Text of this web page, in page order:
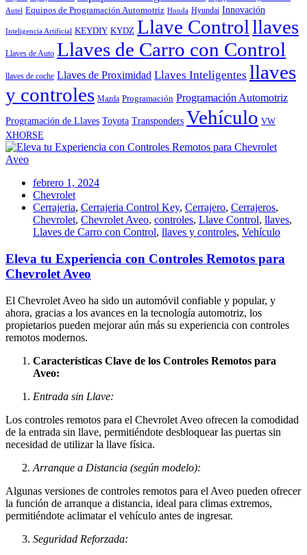
Autel Equipos de Programación Automotriz Honda Hyundai Innovación
Inteligencia Artificial KEYDIY KYDZ Llave Controlllaves
Llaves de Auto Llaves de Carro con Control
llaves de coche Llaves de Proximidad Llaves Inteligentes llaves
y controles Mazda Programación Programación Automotriz
Programación de Llaves Toyota Transponders Vehículo VW
XHORSE
febrero 1, 2024
Chevrolet
Cerrajeria, Cerrajeria Control Key, Cerrajero, Cerrajeros,
Chevrolet, Chevrolet Aveo, controles, Llave Control, llaves,
Llaves de Carro con Control, llaves y controles, Vehículo
Eleva tu Experiencia con Controles Remotos para
Chevrolet Aveo
El Chevrolet Aveo ha sido un automóvil confiable y popular, y
ahora, gracias a los avances en la tecnología automotriz, los
propietarios pueden mejorar aún más su experiencia con controles
remotos modernos.
Características Clave de los Controles Remotos para
Aveo:
Entrada sin Llave:
Los controles remotos para el Chevrolet Aveo ofrecen la comodidad
de la entrada sin llave, permitiéndote desbloquear las puertas sin
necesidad de utilizar la llave física.
Arranque a Distancia (según modelo):
Algunas versiones de controles remotos para el Aveo pueden ofrecer
la función de arranque a distancia, ideal para climas extremos,
permitiéndote aclimatar el vehículo antes de ingresar.
Seguridad Reforzada: